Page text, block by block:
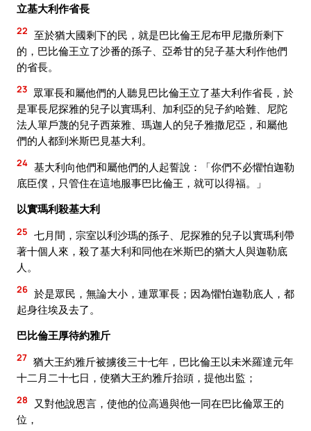
立基大利作省長
22 至於猶大國剩下的民，就是巴比倫王尼布甲尼撒所剩下
的，巴比倫王立了沙番的孫子、亞希甘的兒子基大利作他們
的省長。
23 眾軍長和屬他們的人聽見巴比倫王立了基大利作省長，於
是軍長尼探雅的兒子以實瑪利、加利亞的兒子約哈難、尼陀
法人單戶蔑的兒子西萊雅、瑪迦人的兒子雅撒尼亞，和屬他
們的人都到米斯巴見基大利。
24 基大利向他們和屬他們的人起誓說：「你們不必懼怕迦勒
底臣僕，只管住在這地服事巴比倫王，就可以得福。」
以實瑪利殺基大利
25 七月間，宗室以利沙瑪的孫子、尼探雅的兒子以實瑪利帶
著十個人來，殺了基大利和同他在米斯巴的猶大人與迦勒底
人。
26 於是眾民，無論大小，連眾軍長；因為懼怕迦勒底人，都
起身往埃及去了。
巴比倫王厚待約雅斤
27 猶大王約雅斤被擄後三十七年，巴比倫王以未米羅達元年
十二月二十七日，使猶大王約雅斤抬頭，提他出監；
28
又對他說恩言，使他的位高過與他一同在巴比倫眾王的
位，